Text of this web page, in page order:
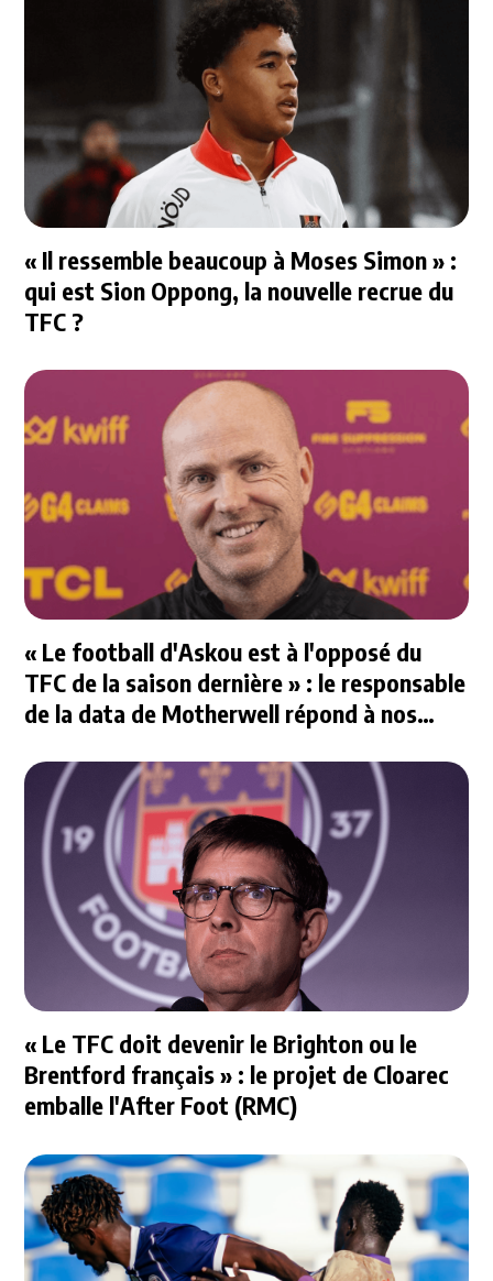
« Il ressemble beaucoup à Moses Simon » :
qui est Sion Oppong, la nouvelle recrue du
TFC ?
« Le football d'Askou est à l'opposé du
TFC de la saison dernière » : le responsable
de la data de Motherwell répond à nos
« Le TFC doit devenir le Brighton ou le
Brentford français » : le projet de Cloarec
emballe l'After Foot (RMC)